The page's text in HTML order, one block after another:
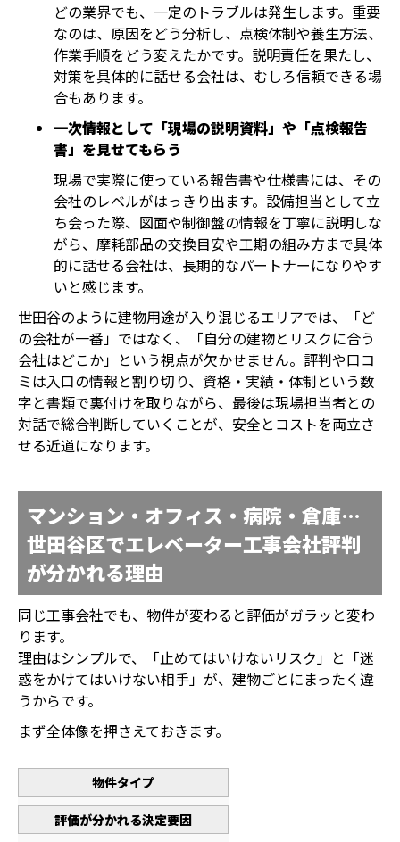
どの業界でも、一定のトラブルは発生します。重要
なのは、原因をどう分析し、点検体制や養生方法、
作業手順をどう変えたかです。説明責任を果たし、
対策を具体的に話せる会社は、むしろ信頼できる場
合もあります。
一次情報として「現場の説明資料」や「点検報告
書」を見せてもらう
現場で実際に使っている報告書や仕様書には、その
会社のレベルがはっきり出ます。設備担当として立
ち会った際、図面や制御盤の情報を丁寧に説明しな
がら、摩耗部品の交換目安や工期の組み方まで具体
的に話せる会社は、長期的なパートナーになりやす
いと感じます。
世田谷のように建物用途が入り混じるエリアでは、「ど
の会社が一番」ではなく、「自分の建物とリスクに合う
会社はどこか」という視点が欠かせません。評判や口コ
ミは入口の情報と割り切り、資格・実績・体制という数
字と書類で裏付けを取りながら、最後は現場担当者との
対話で総合判断していくことが、安全とコストを両立さ
せる近道になります。
マンション・オフィス・病院・倉庫…
世田谷区でエレベーター工事会社評判
が分かれる理由
同じ工事会社でも、物件が変わると評価がガラッと変わ
ります。
理由はシンプルで、「止めてはいけないリスク」と「迷
惑をかけてはいけない相手」が、建物ごとにまったく違
うからです。
まず全体像を押さえておきます。
物件タイプ
評価が分かれる決定要因